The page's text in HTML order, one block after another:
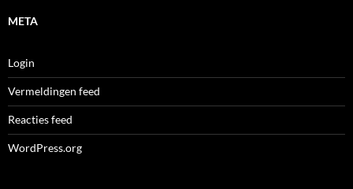
META
Login
Vermeldingen feed
Reacties feed
WordPress.org